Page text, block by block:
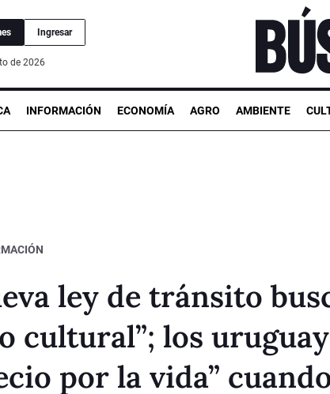
Ingresar
de 2026
INFORMACIÓN ECONOMÍA AGRO AMBIENTE
ley de tránsito
cultural”; los
por la vida”